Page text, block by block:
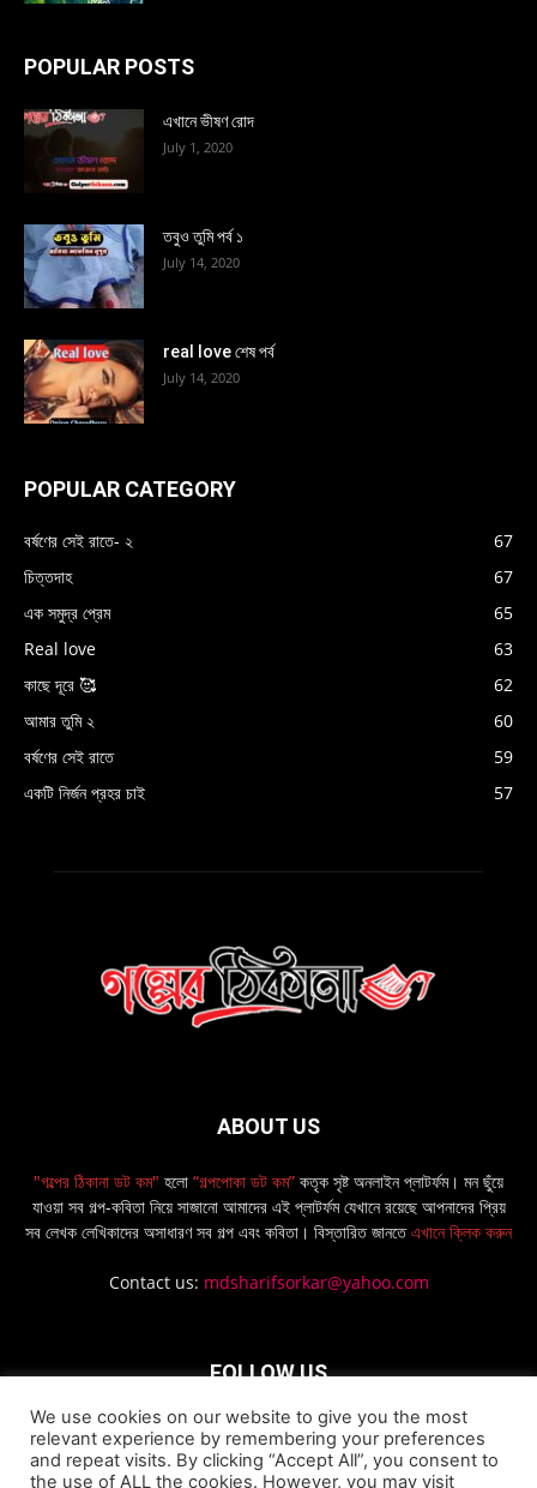
POPULAR POSTS
এখানে ভীষণ রোদ
July 1, 2020
তবুও তুমি পর্ব ১
July 14, 2020
real love শেষ পর্ব
July 14, 2020
POPULAR CATEGORY
বর্ষণের সেই রাতে- ২
67
চিত্তদাহ
67
এক সমুদ্র প্রেম
65
Real love
63
কাছে দূরে 🥰
62
আমার তুমি ২
60
বর্ষণের সেই রাতে
59
একটি নির্জন প্রহর চাই
57
ABOUT US
"গল্পের ঠিকানা ডট কম" হলো “গল্পপোকা ডট কম” কতৃক সৃষ্ট অনলাইন প্লাটর্ফম। মন ছুঁয়ে
যাওয়া সব গল্প-কবিতা নিয়ে সাজানো আমাদের এই প্লাটর্ফম যেখানে রয়েছে আপনাদের প্রিয়
সব লেখক লেখিকাদের অসাধারণ সব গল্প এবং কবিতা। বিস্তারিত জানতেএখানে ক্লিক করুন
Contact us: mdsharifsorkar@yahoo.com
FOLLOW US
We use cookies on our website to give you the most
relevant experience by remembering your preferences
and repeat visits. By clicking “Accept All”, you consent to
the use of ALL the cookies. However, you may visit